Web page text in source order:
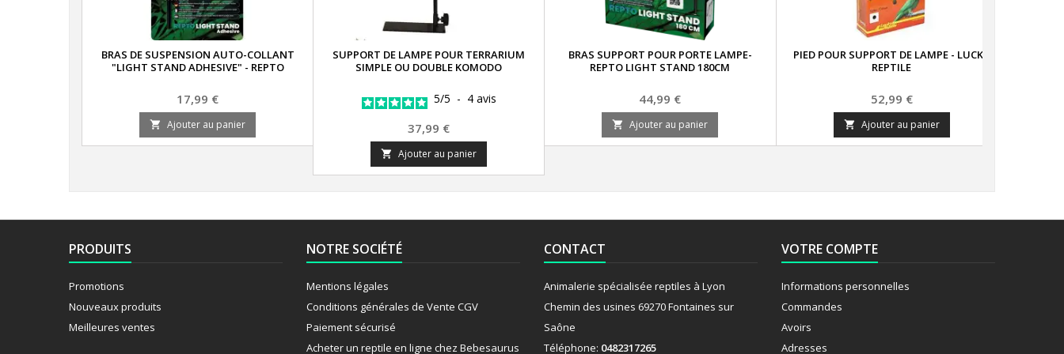
BRAS DE SUSPENSION AUTO-COLLANT
"LIGHT STAND ADHESIVE" - REPTO
Prix
17,99 €
 Ajouter au panier
SUPPORT DE LAMPE POUR TERRARIUM
SIMPLE OU DOUBLE KOMODO
5/5 - 4 avis
Prix
37,99 €
 Ajouter au panier
BRAS SUPPORT POUR PORTE LAMPE-
REPTO LIGHT STAND 180CM
Prix
44,99 €
 Ajouter au panier
PIED POUR SUPPORT DE LAMPE - LUCKY
REPTILE
Prix
52,99 €
 Ajouter au panier
PRODUITS
Promotions
Nouveaux produits
Meilleures ventes
NOTRE SOCIÉTÉ
Mentions légales
Conditions générales de Vente CGV
Paiement sécurisé
Acheter un reptile en ligne chez Bebesaurus
CONTACT
Animalerie spécialisée reptiles à Lyon
Chemin des usines 69270 Fontaines sur
Saône
Téléphone: 0482317265
VOTRE COMPTE
Informations personnelles
Commandes
Avoirs
Adresses